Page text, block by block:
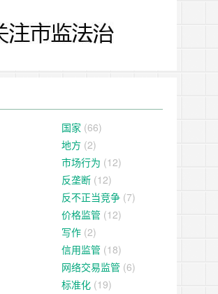
国家 (66)
地方 (2)
市场行为 (12)
反垄断 (12)
反不正当竞争 (7)
价格监管 (12)
写作 (2)
信用监管 (18)
网络交易监管 (6)
标准化 (19)